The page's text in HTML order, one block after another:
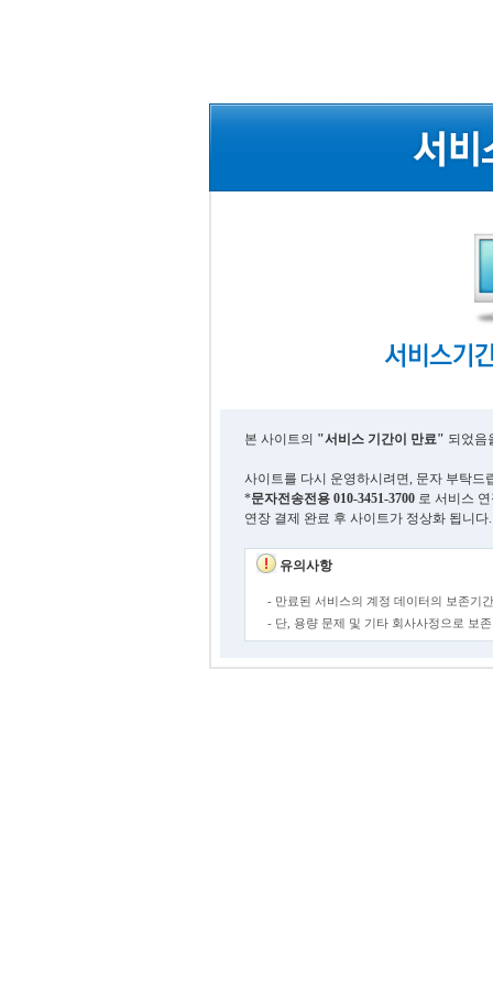
본 사이트의 "서비스 기간이 만료" 되었음
사이트를 다시 운영하시려면, 문자 부탁드
*문자전송전용 010-3451-3700 로 서비스
연장 결제 완료 후 사이트가 정상화 됩니다.
유의사항
- 만료된 서비스의 계정 데이터의 보존기
- 단, 용량 문제 및 기타 회사사정으로 보